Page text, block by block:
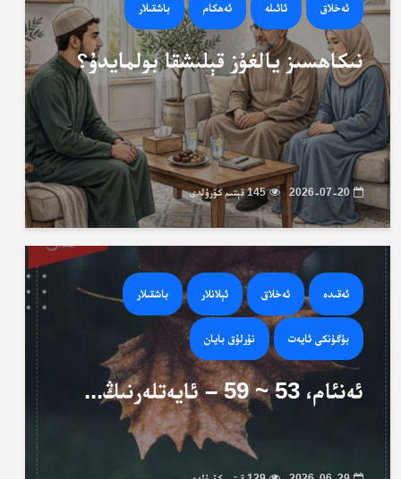
ئەخلاق ئائىلە ئەھكام باشقىلار
نىكاھسىز يالغۇز قېلىشقا بولمايدۇ؟
2026-07-20 145 قېتىم كۆرۈلدى
ئەقىدە ئەخلاق ئېلانلار باشقىلار
بۈگۈنكى ئايەت نۇرلۇق بايان
ئەنئام، 53 ~ 59 – ئايەتلەرنىڭ...